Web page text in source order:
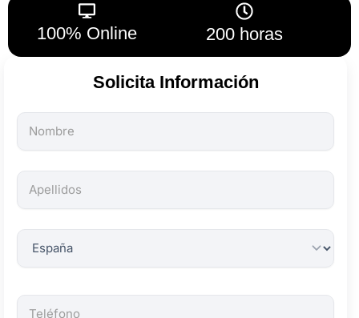
100% Online 200 horas
Solicita Información
Todos
los
son
obligatorios.